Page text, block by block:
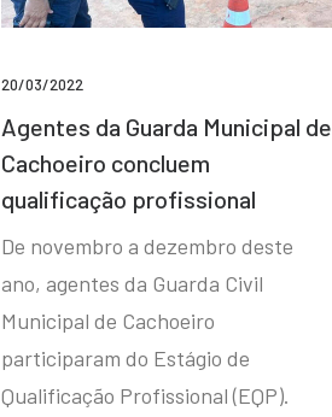
20/03/2022
Agentes da Guarda Municipal de
Cachoeiro concluem
qualificação profissional
De novembro a dezembro deste
ano, agentes da Guarda Civil
Municipal de Cachoeiro
participaram do Estágio de
Qualificação Profissional (EQP).